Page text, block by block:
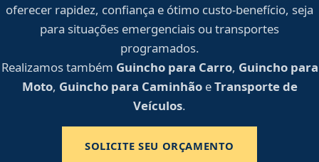
oferecer rapidez, confiança e ótimo custo-benefício, seja
para situações emergenciais ou transportes
programados.
Realizamos também Guincho para Carro, Guincho para
Moto, Guincho para CaminhãoeTransporte de
Veículos.
SOLICITE SEU ORÇAMENTO